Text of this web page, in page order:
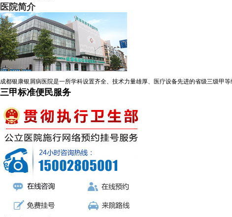
医院简介
成都银康银屑病医院是一所学科设置齐全、技术力量雄厚、医疗设备先进的省级三级甲
三甲标准便民服务